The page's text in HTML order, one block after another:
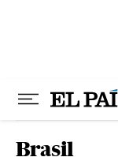
Brasil